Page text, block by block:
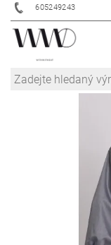
605249243